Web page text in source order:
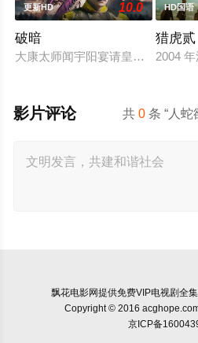
更新HD 10.0
破暗
大康太师闻宇阳宴请皇上义子神
HD国语
猎虎贰
2004
共0 条 “人
影片评论
飘花电影网提供免费VIP电视剧全
Copyright © 2016
京ICP备